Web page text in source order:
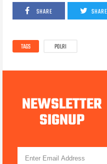
SHARE SHARE
TAGS POLRI
NEWSLETTER
SIGNUP